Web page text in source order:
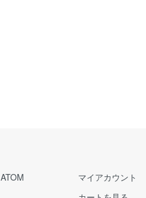
ATOM
マイアカウント